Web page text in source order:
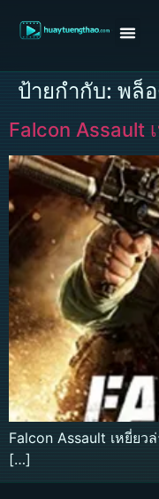
ป้ายกำกับ: พล็
Falcon Assault
Falcon Assault เหยี่ย
[…]